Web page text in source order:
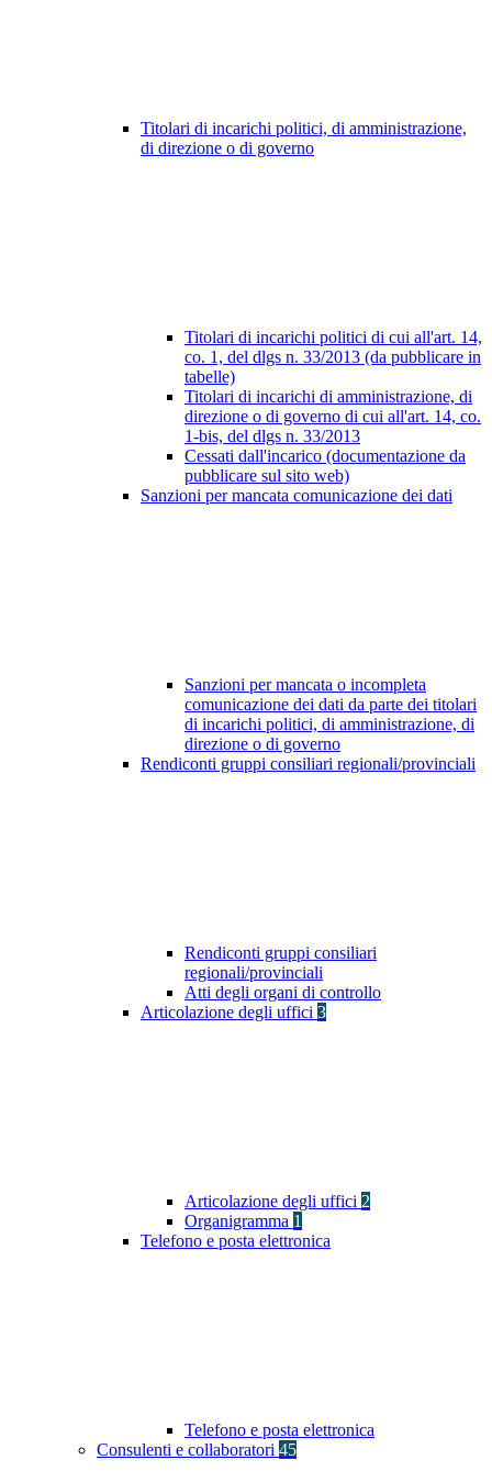
Titolari di incarichi politici, di amministrazione,
di direzione o di governo
Titolari di incarichi politici di cui all'art. 14,
co. 1, del dlgs n. 33/2013 (da pubblicare in
tabelle)
Titolari di incarichi di amministrazione, di
direzione o di governo di cui all'art. 14, co.
1-bis, del dlgs n. 33/2013
Cessati dall'incarico (documentazione da
pubblicare sul sito web)
Sanzioni per mancata comunicazione dei dati
Sanzioni per mancata o incompleta
comunicazione dei dati da parte dei titolari
di incarichi politici, di amministrazione, di
direzione o di governo
Rendiconti gruppi consiliari regionali/provinciali
Rendiconti gruppi consiliari
regionali/provinciali
Atti degli organi di controllo
Articolazione degli uffici 3
Articolazione degli uffici 2
Organigramma 1
Telefono e posta elettronica
Telefono e posta elettronica
Consulenti e collaboratori 45